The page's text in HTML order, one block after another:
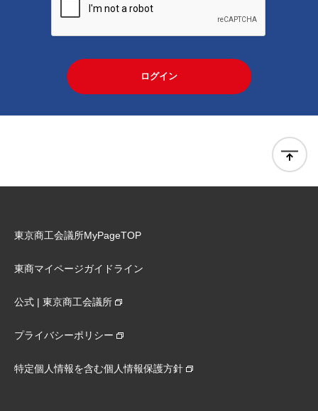
ログイン
東京商工会議所MyPageTOP
東商マイページガイドライン
公式 | 東京商工会議所
プライバシーポリシー
特定個人情報を含む個人情報保護方針